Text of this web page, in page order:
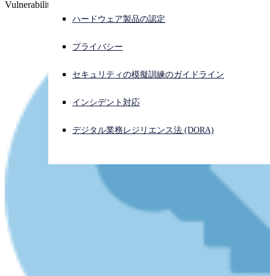
サイバー攻撃を受けている場合、連絡先はこちら
Open search
Open language switcher
ハードウェア製品の認定
プライバシー
セキュリティの模擬訓練のガイドライン
インシデント対応
デジタル業務レジリエンス法 (DORA)
Vulnerability".